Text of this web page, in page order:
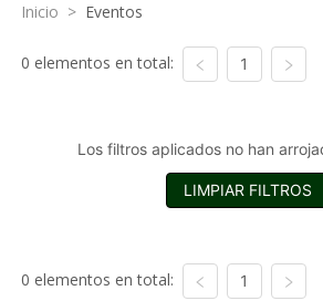
Inicio > Eventos
0 elementos en total: 1
Los filtros aplicados no han
LIMPIAR FILTROS
0 elementos en total: 1